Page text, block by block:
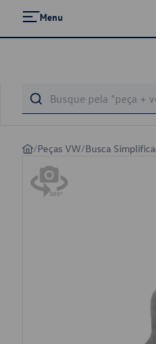
Menu
/Peças VW/Busca